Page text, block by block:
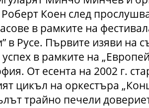
Коен след
в рамките на
в Русе. Първите изяви на
в рамките на
От есента на 2002 г.
цикъл на оркестъра
трайно печели